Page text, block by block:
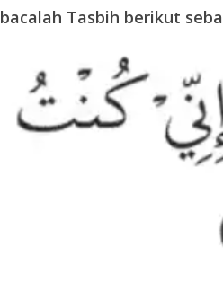
bacalah Tasbih berikut